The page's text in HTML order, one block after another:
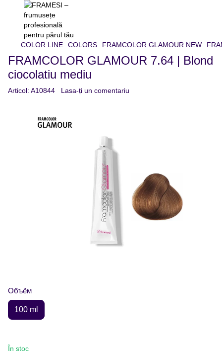
COLOR LINE COLORS FRAMCOLOR GLAMOUR NEW
FRAMCOLOR GLAMOUR 7.64 | Blond
ciocolatiu mediu
Articol: A10844 Lasa-ți un comentariu
Объём
100 ml
În stoc